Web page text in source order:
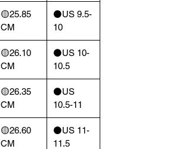
🟡25.85
CM
⚫️US 9.5-
10
🟡26.10
CM
⚫️US 10-
10.5
🟡26.35
CM
⚫️US
10.5-11
🟡26.60
CM
⚫️US 11-
11.5